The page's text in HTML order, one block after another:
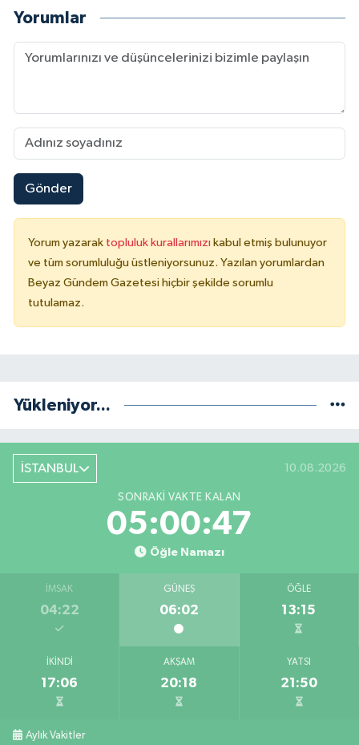
Yorumlar
Gönder
Yorum yazarak topluluk kurallarımızı kabul etmiş bulunuyor
ve tüm sorumluluğu üstleniyorsunuz. Yazılan yorumlardan
Beyaz Gündem Gazetesi hiçbir şekilde sorumlu
tutulamaz.
Yükleniyor...
İSTANBUL 10.08.2026
SONRAKI VAKTE KALAN
05:00:46
Öğle Namazı
İMSAK
04:22
GÜNEŞ
06:02
ÖĞLE
13:15
İKINDI
17:06
AKŞAM
20:18
YATSI
21:50
Aylık Vakitler